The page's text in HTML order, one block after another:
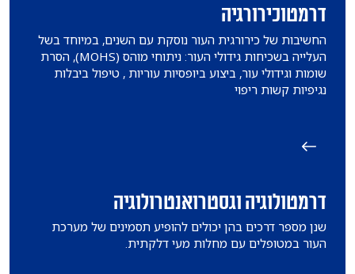
דרמטוכירורגיה
החשיבות של כירורגית העור נוסקת עם השנים, במיוחד בשל
העלייה בשכיחות גידולי העור: ניתוחי מוהס (MOHS), הסרת
שומות וגידולי עור, ביצוע ביופסיות עוריות , טיפול ביבלות
נגיפיות קשות ריפוי
דרמטולוגיה וגסטרואנטרולוגיה
שנן מספר דרכים בהן יכולים להופיע תסמינים של מערכת
העור במטופלים עם מחלות מעי דלקתית.